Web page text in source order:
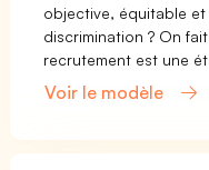
objective, équitable
discrimination ? On
recrutement est une
Voir le modèle